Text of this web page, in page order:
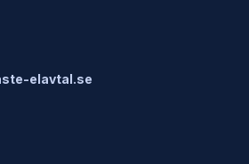
elavtal.se